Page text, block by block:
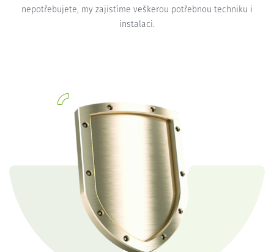
nepotřebujete, my zajistíme veškerou potřebnou techniku i
instalaci.